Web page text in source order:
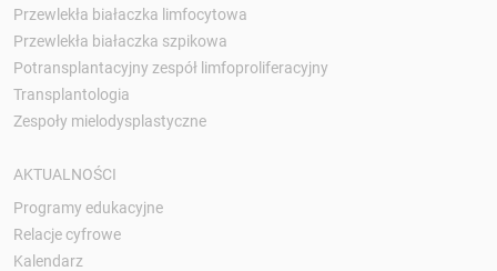
Przewlekła białaczka limfocytowa
Przewlekła białaczka szpikowa
Potransplantacyjny zespół limfoproliferacyjny
Transplantologia
Zespoły mielodysplastyczne
AKTUALNOŚCI
Programy edukacyjne
Relacje cyfrowe
Kalendarz